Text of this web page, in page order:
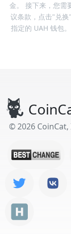
金。 接下来，您需
议条款，点击"兑
指定的 UAH 钱包
© 2026 CoinCat,